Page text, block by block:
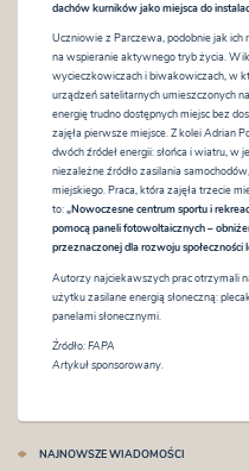
dachów kurników jako miejsca do
Uczniowie z Parczewa, podobnie jak
na wspieranie aktywnego tryb życia.
wycieczkowiczach i biwakowiczach, w
urządzeń satelitarnych umieszczonych
energię trudno dostępnych miejsc bez
zajęła pierwsze miejsce. Z kolei Adrian
dwóch źródeł energii: słońca i wiatru, w
niezależne źródło zasilania
miejskiego. Praca, która zajęła trzecie
to:„Nowoczesne centrum sportu i
pomocą paneli fotowoltaicznych –
przeznaczonej dla rozwoju społeczności
Autorzy najciekawszych prac otrzymali
użytku zasilane energią słoneczną:
panelami słonecznymi.
Źródło: FAPA
Artykuł sponsorowany.
NAJNOWSZE WIADOMOŚCI